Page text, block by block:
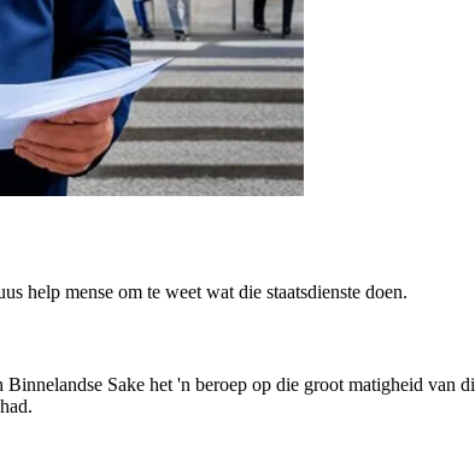
help mense om te weet wat die staatsdienste doen.
Sake het 'n beroep op die groot matigheid van